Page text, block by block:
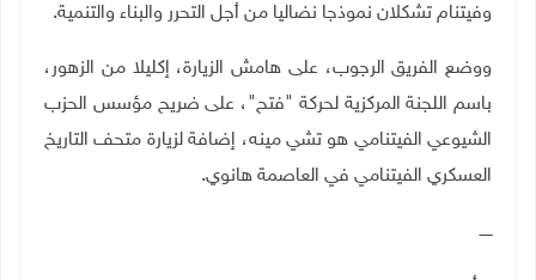
وفيتنام تشكلان نموذجا نضاليا من أجل التحرر والبناء والتنمية.
ووضع الفريق الرجوب، على هامش الزيارة، إكليلا من الزهور،
باسم اللجنة المركزية لحركة "فتح"، على ضريح مؤسس الحزب
الشيوعي الفيتنامي هو تشي مينه، إضافة لزيارة متحف التاريخ
العسكري الفيتنامي في العاصمة هانوي.
ـــــ